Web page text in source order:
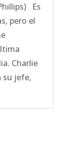
Es
pero el
Charlie
su jefe,